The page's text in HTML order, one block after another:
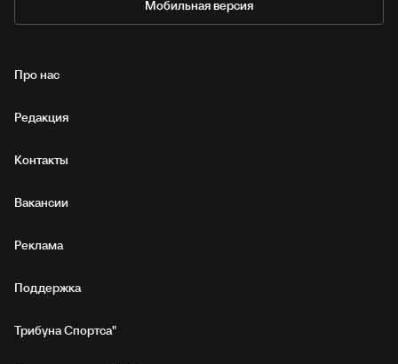
Мобильная версия
Про нас
Редакция
Контакты
Вакансии
Реклама
Поддержка
Трибуна Спортса"